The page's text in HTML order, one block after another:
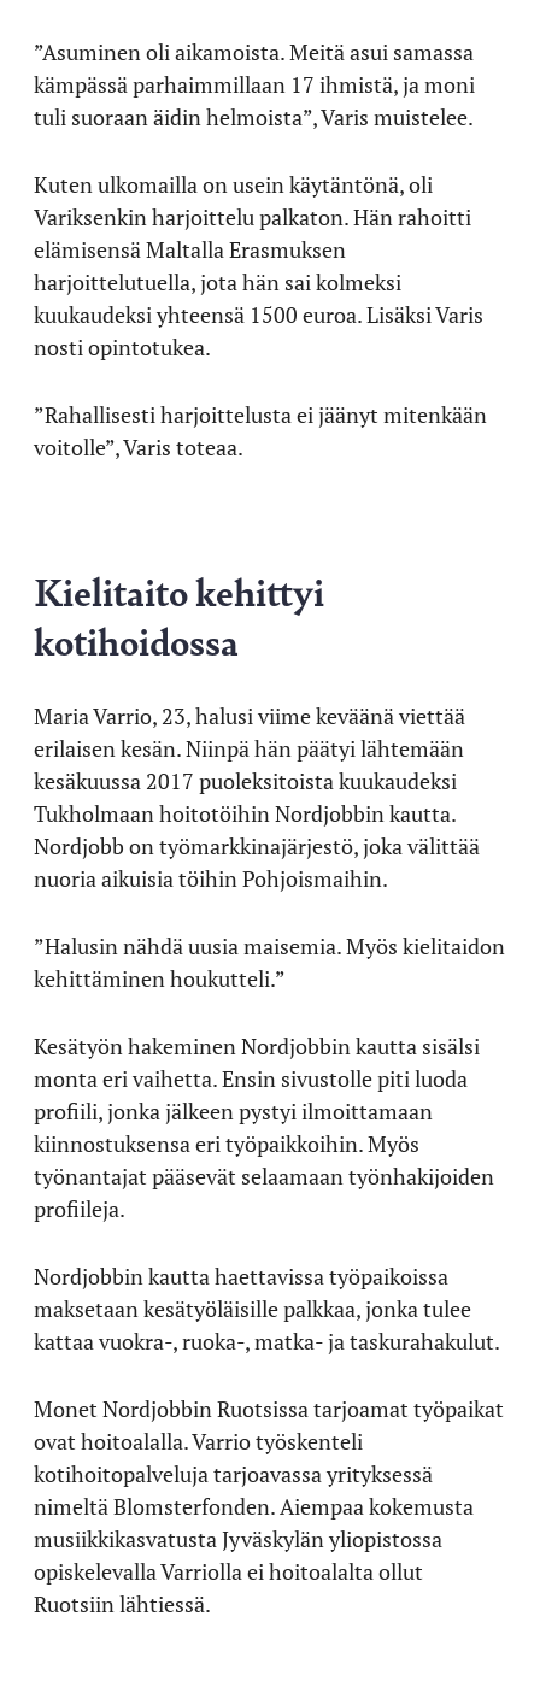
”Asuminen oli aikamoista. Meitä asui samassa
kämpässä parhaimmillaan 17 ihmistä, ja moni
tuli suoraan äidin helmoista”, Varis muistelee.
Kuten ulkomailla on usein käytäntönä, oli
Variksenkin harjoittelu palkaton. Hän rahoitti
elämisensä Maltalla Erasmuksen
harjoittelutuella, jota hän sai kolmeksi
kuukaudeksi yhteensä 1500 euroa. Lisäksi Varis
nosti opintotukea.
”Rahallisesti harjoittelusta ei jäänyt mitenkään
voitolle”, Varis toteaa.
Kielitaito kehittyi
kotihoidossa
Maria Varrio, 23, halusi viime keväänä viettää
erilaisen kesän. Niinpä hän päätyi lähtemään
kesäkuussa 2017 puoleksitoista kuukaudeksi
Tukholmaan hoitotöihin Nordjobbin kautta.
Nordjobb on työmarkkinajärjestö, joka välittää
nuoria aikuisia töihin Pohjoismaihin.
”Halusin nähdä uusia maisemia. Myös kielitaidon
kehittäminen houkutteli.”
Kesätyön hakeminen Nordjobbin kautta sisälsi
monta eri vaihetta. Ensin sivustolle piti luoda
profiili, jonka jälkeen pystyi ilmoittamaan
kiinnostuksensa eri työpaikkoihin. Myös
työnantajat pääsevät selaamaan työnhakijoiden
profiileja.
Nordjobbin kautta haettavissa työpaikoissa
maksetaan kesätyöläisille palkkaa, jonka tulee
kattaa vuokra-, ruoka-, matka- ja taskurahakulut.
Monet Nordjobbin Ruotsissa tarjoamat työpaikat
ovat hoitoalalla. Varrio työskenteli
kotihoitopalveluja tarjoavassa yrityksessä
nimeltä Blomsterfonden. Aiempaa kokemusta
musiikkikasvatusta Jyväskylän yliopistossa
opiskelevalla Varriolla ei hoitoalalta ollut
Ruotsiin lähtiessä.